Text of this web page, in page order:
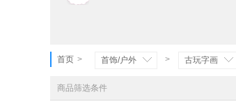
首页 > 首饰/户外 > 古玩字画
商品筛选条件